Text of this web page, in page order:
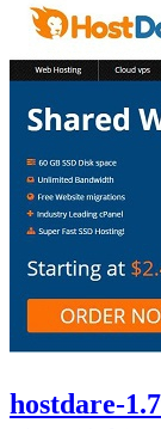
hostdare-